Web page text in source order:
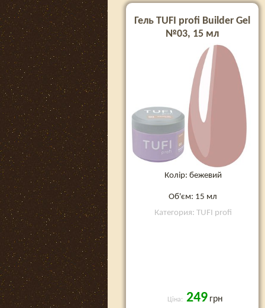
Гель TUFI profi Builder Gel
№03, 15 мл
Колір: бежевий
Об'єм: 15 мл
Категория: TUFI profi
Ціна: 249 грн